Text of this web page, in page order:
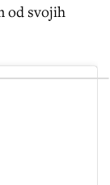
od svojih